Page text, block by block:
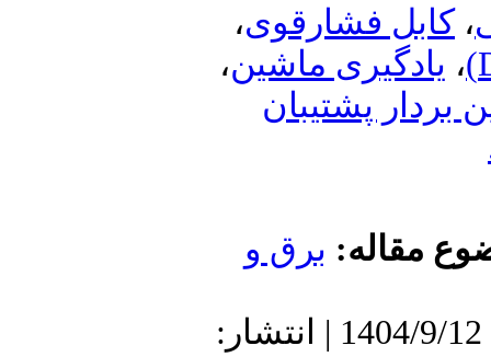
فشارقوی
ماشین،
پشتیبان
برق و
دریافت: 1404/5/9 | پذیرش: 1404/9/12 | انتشار: